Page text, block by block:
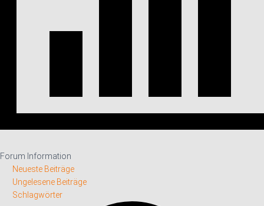
Forum Information
Neueste Beiträge
Ungelesene Beiträge
Schlagwörter